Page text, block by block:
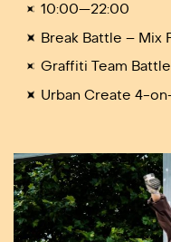
10:00—22:00
Break Battle – Mix
Graffiti Team
Urban Create 4-